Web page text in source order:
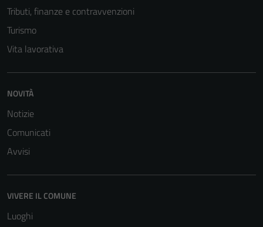
Tributi, finanze e contravvenzioni
Turismo
Vita lavorativa
NOVITÀ
Notizie
Comunicati
Avvisi
VIVERE IL COMUNE
Luoghi